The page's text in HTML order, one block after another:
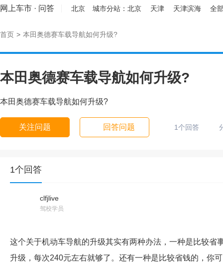
网上车市 · 问答 北京 城市分站： 北京 天津 天津滨海 全
首页 > 本田奥德赛车载导航如何升级?
本田奥德赛车载导航如何升级?
本田奥德赛车载导航如何升级?
关注问题 回答问题 1个回答
1个回答
clfjlive
驾校学员
这个关于机动车导航的升级其实有两种办法，一种是比较省
升级，每次240元左右就够了。还有一种是比较省钱的，你